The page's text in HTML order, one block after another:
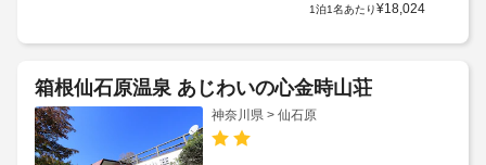
1泊1名あたり¥18,024
箱根仙石原温泉 あじわいの心金時山荘
神奈川県 > 仙石原